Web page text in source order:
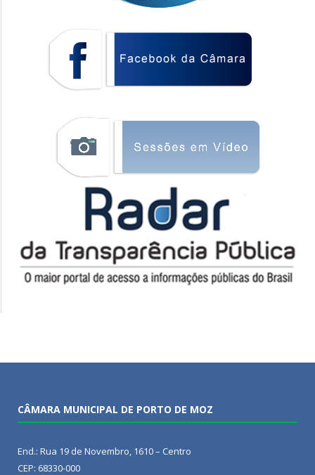
CÂMARA MUNICIPAL DE PORTO DE MOZ
End.: Rua 19 de Novembro, 1610 – Centro
CEP: 68330-000